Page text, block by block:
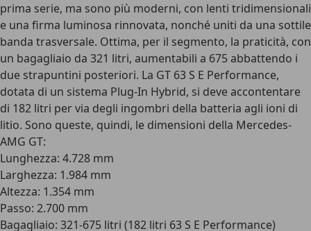
prima serie, ma sono più moderni, con lenti tridimensionali
e una firma luminosa rinnovata, nonché uniti da una sottile
banda trasversale. Ottima, per il segmento, la praticità, con
un bagagliaio da 321 litri, aumentabili a 675 abbattendo i
due strapuntini posteriori. La GT 63 S E Performance,
dotata di un sistema Plug-In Hybrid, si deve accontentare
di 182 litri per via degli ingombri della batteria agli ioni di
litio. Sono queste, quindi, le dimensioni della Mercedes-
AMG GT:
Lunghezza: 4.728 mm
Larghezza: 1.984 mm
Altezza: 1.354 mm
Passo: 2.700 mm
Bagagliaio: 321-675 litri (182 litri 63 S E Performance)